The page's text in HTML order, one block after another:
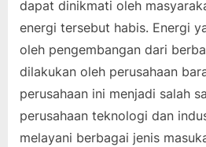
dapat dinikmati oleh
energi tersebut habis. Energi
oleh pengembangan dari
dilakukan oleh perusahaan
perusahaan ini menjadi salah
perusahaan teknologi dan
melayani berbagai jenis